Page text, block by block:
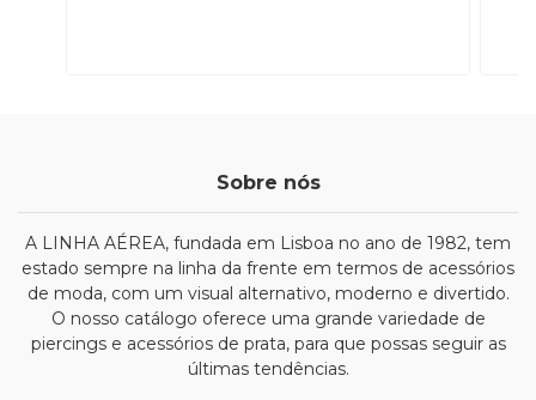
Sobre nós
A LINHA AÉREA, fundada em Lisboa no ano de 1982, tem
estado sempre na linha da frente em termos de acessórios
de moda, com um visual alternativo, moderno e divertido.
O nosso catálogo oferece uma grande variedade de
piercings e acessórios de prata, para que possas seguir as
últimas tendências.